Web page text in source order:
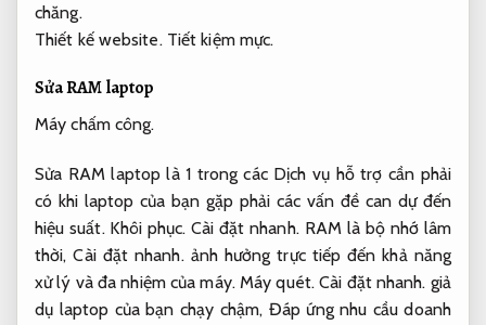
chăng.
Thiết kế website. Tiết kiệm mực.
Sửa RAM laptop
Máy chấm công.
Sửa RAM laptop là 1 trong các Dịch vụ hỗ trợ cần phải
có khi laptop của bạn gặp phải các vấn đề can dự đến
hiệu suất. Khôi phục. Cài đặt nhanh.RAM là bộ nhớ lâm
thời,Cài đặt nhanh.ảnh hưởng trực tiếp đến khả năng
xử lý và đa nhiệm của máy. Máy quét. Cài đặt nhanh. giả
dụ laptop của bạn chạy chậm, Đáp ứng nhu cầu doanh